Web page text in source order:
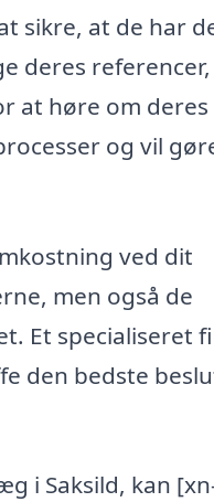
sikre, at de har
deres
at høre om deres
og vil
ved dit
men også de
Et specialiseret
den bedste
i Saksild, kan